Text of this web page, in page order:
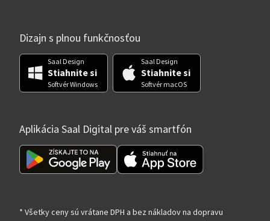
Dizajn s plnou funkčnosťou
Saal Design
Stiahnite si
Softvér Windows
Saal Design
Stiahnite si
Softvér macOS
Aplikácia Saal Digital pre váš smartfón
* Všetky ceny sú vrátane DPH a bez nákladov na dopravu